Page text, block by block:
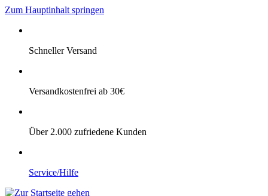
Zum Hauptinhalt springen
Schneller Versand
Versandkostenfrei ab 30€
Über 2.000 zufriedene Kunden
Service/Hilfe